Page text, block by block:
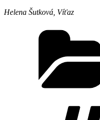
Helena Šutková, Víťaz